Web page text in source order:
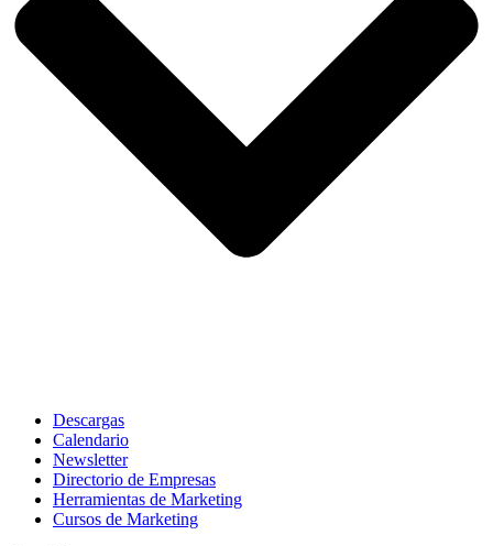
Descargas
Calendario
Newsletter
Directorio de Empresas
Herramientas de Marketing
Cursos de Marketing